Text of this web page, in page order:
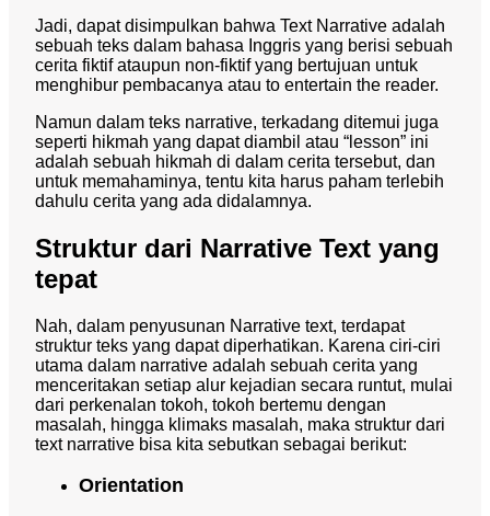
Jadi, dapat disimpulkan bahwa Text Narrative adalah
sebuah teks dalam bahasa Inggris yang berisi sebuah
cerita fiktif ataupun non-fiktif yang bertujuan untuk
menghibur pembacanya atau to entertain the reader.
Namun dalam teks narrative, terkadang ditemui juga
seperti hikmah yang dapat diambil atau “lesson” ini
adalah sebuah hikmah di dalam cerita tersebut, dan
untuk memahaminya, tentu kita harus paham terlebih
dahulu cerita yang ada didalamnya.
Struktur dari Narrative Text yang
tepat
Nah, dalam penyusunan Narrative text, terdapat
struktur teks yang dapat diperhatikan. Karena ciri-ciri
utama dalam narrative adalah sebuah cerita yang
menceritakan setiap alur kejadian secara runtut, mulai
dari perkenalan tokoh, tokoh bertemu dengan
masalah, hingga klimaks masalah, maka struktur dari
text narrative bisa kita sebutkan sebagai berikut:
Orientation